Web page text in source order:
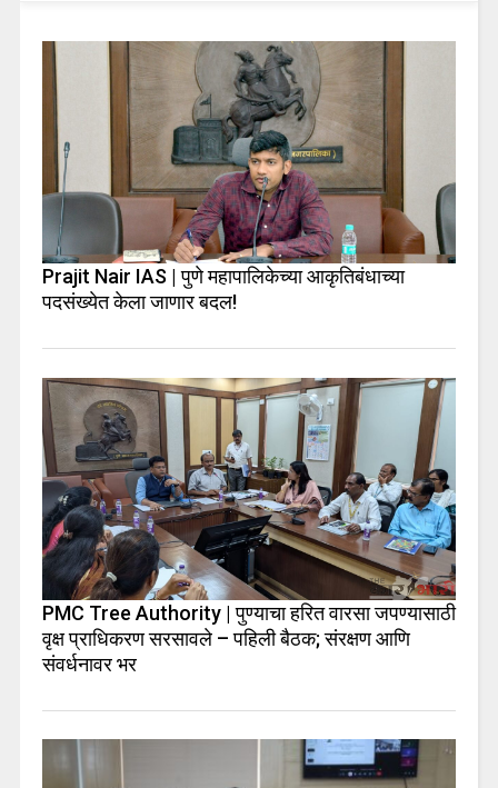
Prajit Nair IAS | पुणे महापालिकेच्या आकृतिबंधाच्या
पदसंख्येत केला जाणार बदल!
PMC Tree Authority | पुण्याचा हरित वारसा जपण्यासाठी
वृक्ष प्राधिकरण सरसावले – पहिली बैठक; संरक्षण आणि
संवर्धनावर भर